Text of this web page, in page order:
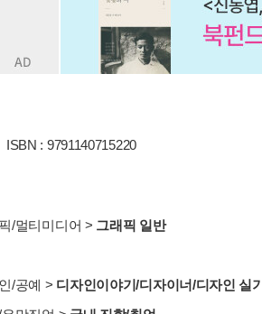
ISBN : 9791140715220
/멀티미디어 > 그래픽 일반
/공예 > 디자인이야기/디자이너/디자인 실